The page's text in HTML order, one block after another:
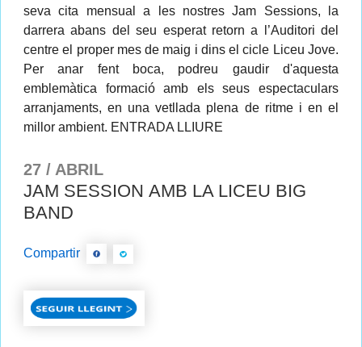
seva cita mensual a les nostres Jam Sessions, la
darrera abans del seu esperat retorn a l’Auditori del
centre el proper mes de maig i dins el cicle Liceu Jove.
Per anar fent boca, podreu gaudir d'aquesta
emblemàtica formació amb els seus espectaculars
arranjaments, en una vetllada plena de ritme i en el
millor ambient. ENTRADA LLIURE
27 / ABRIL
JAM SESSION AMB LA LICEU BIG
BAND
Compartir